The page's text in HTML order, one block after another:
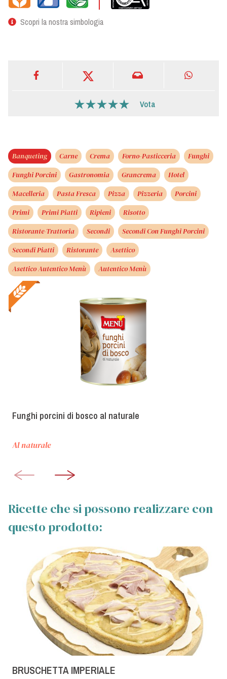
Scopri la nostra simbologia
Vota
Banqueting Carne Crema Forno-Pasticceria
Funghi
Funghi Porcini
Gastronomia Grancrema
Hotel
Macelleria
Pasta Fresca Pizza Pizzeria
Porcini
Primi
Primi Piatti Ripieni
Risotto
Ristorante-Trattoria
Secondi
Secondi Con Funghi Porcini
Secondi Piatti
Ristorante
Asettico
Asettico Autentico Menù
Autentico Menù
Funghi porcini di bosco al naturale
Al naturale
Ricette che si possono realizzare con
questo prodotto:
BRUSCHETTA IMPERIALE